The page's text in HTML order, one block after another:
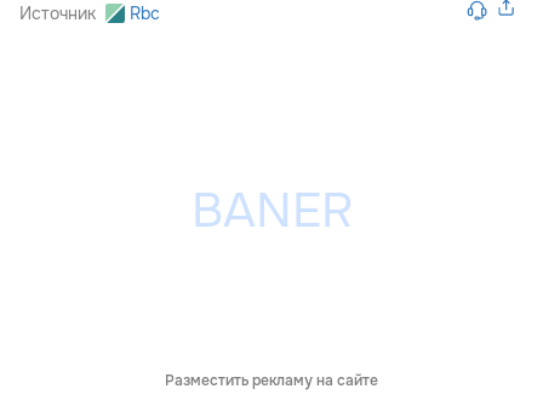
Источник Rbc
Разместить рекламу на сайте